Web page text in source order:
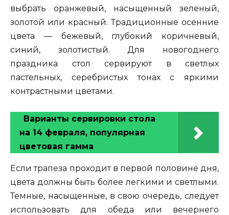
выбрать оранжевый, насыщенный зеленый,
золотой или красный. Традиционные осенние
цвета — бежевый, глубокий коричневый,
синий, золотистый. Для новогоднего
праздника стол сервируют в светлых
пастельных, серебристых тонах с яркими
контрастными цветами.
Варианты сервировки стола
на 14 февраля, популярная
цветовая гамма
Если трапеза проходит в первой половине дня,
цвета должны быть более легкими и светлыми.
Темные, насыщенные, в свою очередь, следует
использовать для обеда или вечернего